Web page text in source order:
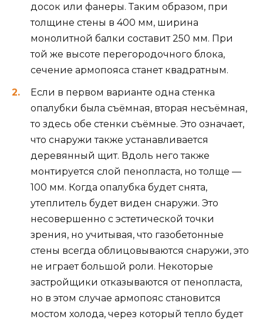
досок или фанеры. Таким образом, при
толщине стены в 400 мм, ширина
монолитной балки составит 250 мм. При
той же высоте перегородочного блока,
сечение армопояса станет квадратным.
Если в первом варианте одна стенка
опалубки была съёмная, вторая несъёмная,
то здесь обе стенки съёмные. Это означает,
что снаружи также устанавливается
деревянный щит. Вдоль него также
монтируется слой пенопласта, но толще —
100 мм. Когда опалубка будет снята,
утеплитель будет виден снаружи. Это
несовершенно с эстетической точки
зрения, но учитывая, что газобетонные
стены всегда облицовываются снаружи, это
не играет большой роли. Некоторые
застройщики отказываются от пенопласта,
но в этом случае армопояс становится
мостом холода, через который тепло будет